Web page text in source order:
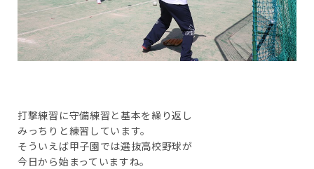
打撃練習に守備練習と基本を繰り返し
みっちりと練習しています。
そういえば甲子園では選抜高校野球が
今日から始まっていますね。